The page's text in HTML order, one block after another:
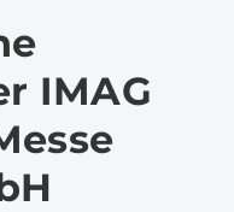
IMAG